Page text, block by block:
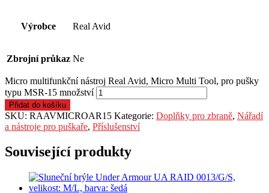
Výrobce Real Avid
Zbrojní průkaz Ne
Micro multifunkční nástroj Real Avid, Micro Multi Tool, pro pušky
typu MSR-15 množství
Přidat do košíku
SKU: RAAVMICROAR15 Kategorie: Doplňky pro zbraně, Nářadí
a nástroje pro puškaře, Příslušenství
Související produkty